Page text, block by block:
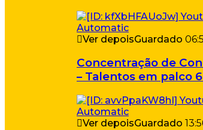
Ver depoisGuardado
Concentração de
– Talentos em palco 6
Ver depoisGuardado